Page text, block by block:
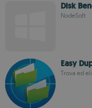
Disk
NodeSoft
Easy
Trova ed